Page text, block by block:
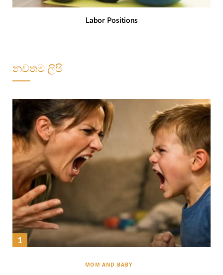
Labor Positions
නවතම ලිපි
MOM AND BABY